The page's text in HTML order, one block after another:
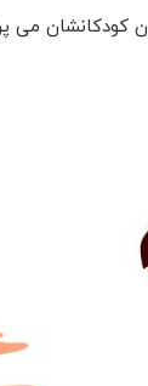
کودکانشان